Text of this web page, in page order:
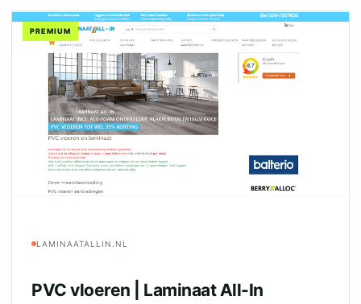
PREMIUM
LAMINAATALLIN.NL
PVC vloeren | Laminaat All-In